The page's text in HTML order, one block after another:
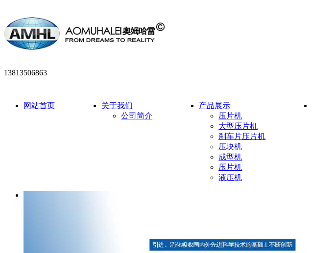
13813506863
网站首页
关于我们
公司简介
产品展示
压片机
大型压片机
刹车片压片机
压块机
成型机
压片机
液压机